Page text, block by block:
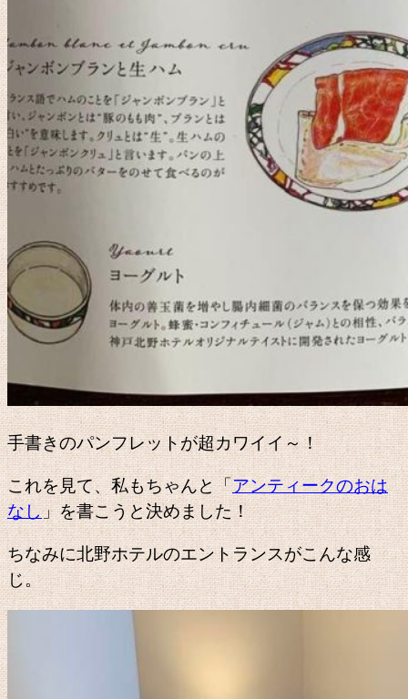
手書きのパンフレットが超カワイイ～！
これを見て、私もちゃんと「アンティークのおは
なし」を書こうと決めました！
ちなみに北野ホテルのエントランスがこんな感
じ。